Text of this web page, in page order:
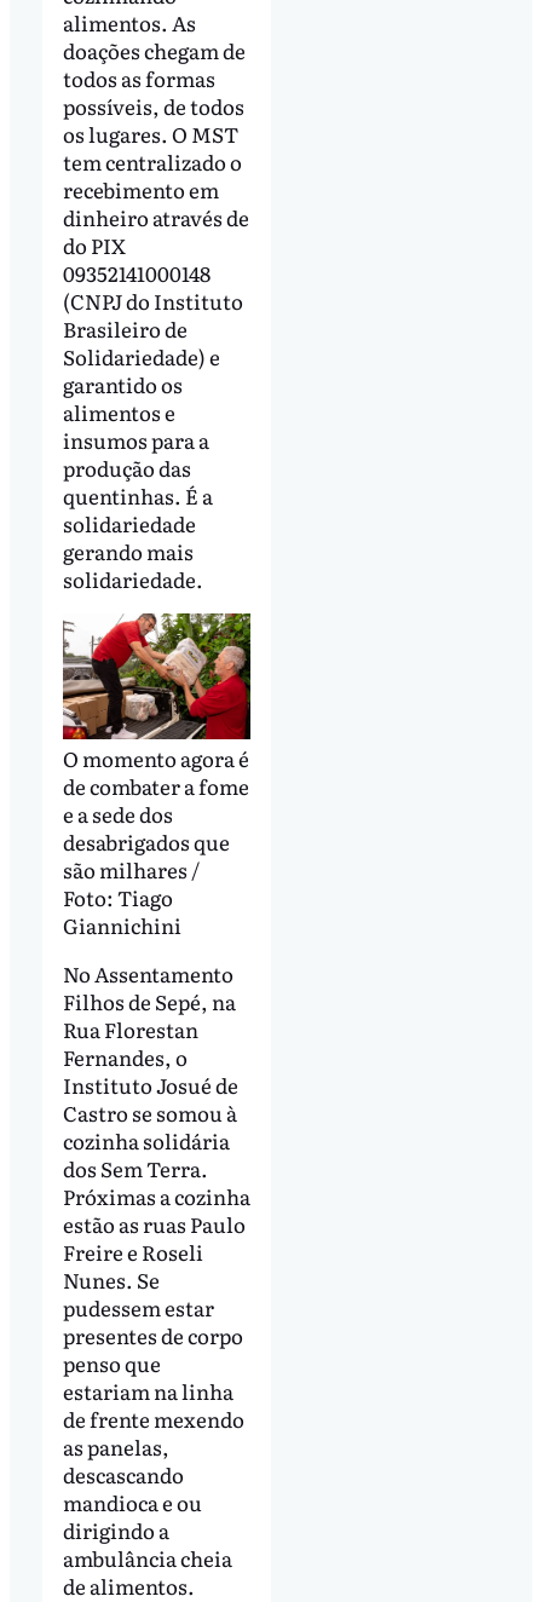
alimentos. As
doações chegam de
todos as formas
possíveis, de todos
os lugares. O MST
tem centralizado o
recebimento em
dinheiro através de
do PIX
09352141000148
(CNPJ do Instituto
Brasileiro de
Solidariedade) e
garantido os
alimentos e
insumos para a
produção das
quentinhas. É a
solidariedade
gerando mais
solidariedade.
O momento agora é
de combater a fome
e a sede dos
desabrigados que
são milhares /
Foto: Tiago
Giannichini
No Assentamento
Filhos de Sepé, na
Rua Florestan
Fernandes, o
Instituto Josué de
Castro se somou à
cozinha solidária
dos Sem Terra.
Próximas a cozinha
estão as ruas Paulo
Freire e Roseli
Nunes. Se
pudessem estar
presentes de corpo
penso que
estariam na linha
de frente mexendo
as panelas,
descascando
mandioca e ou
dirigindo a
ambulância cheia
de alimentos.